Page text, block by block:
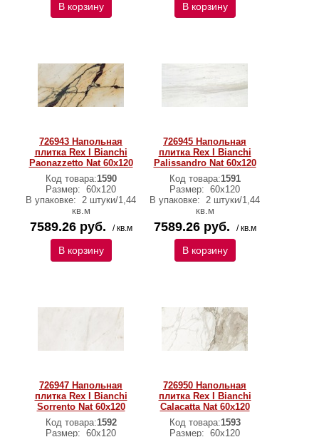
В корзину В корзину
726943 Напольная
плитка Rex I Bianchi
Paonazzetto Nat 60x120
Код товара:1590
Размер: 60x120
В упаковке: 2 штуки/1,44
кв.м
7589.26 руб. / кв.м
В корзину
726945 Напольная
плитка Rex I Bianchi
Palissandro Nat 60x120
Код товара:1591
Размер: 60x120
В упаковке: 2 штуки/1,44
кв.м
7589.26 руб. / кв.м
В корзину
726947 Напольная
плитка Rex I Bianchi
Sorrento Nat 60x120
Код товара:1592
Размер: 60x120
726950 Напольная
плитка Rex I Bianchi
Calacatta Nat 60x120
Код товара:1593
Размер: 60x120